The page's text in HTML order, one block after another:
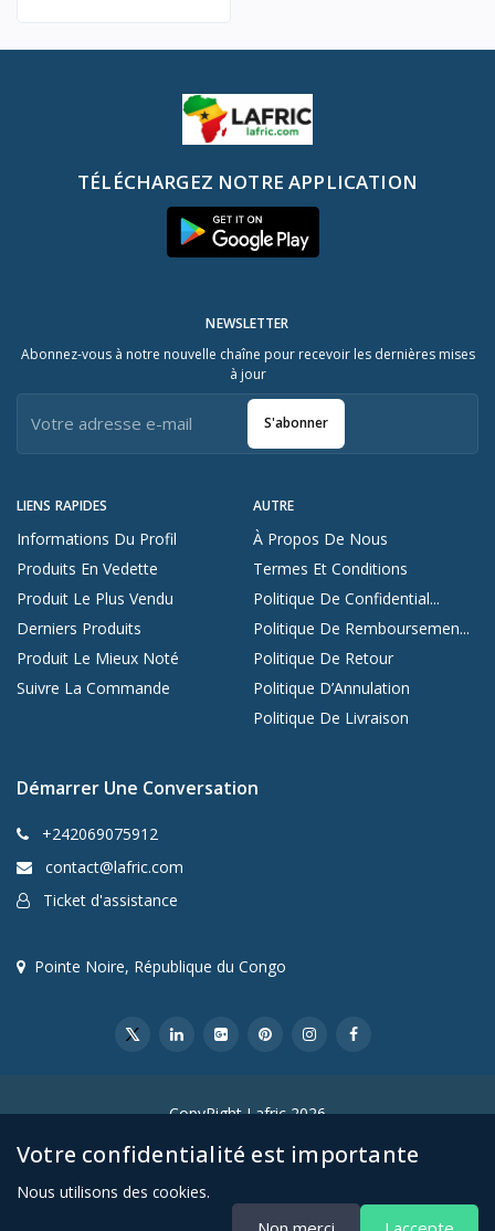
TÉLÉCHARGEZ NOTRE APPLICATION
LIENS RAPIDES
Informations Du Profil
Produits En Vedette
Produit Le Plus Vendu
Derniers Produits
Produit Le Mieux Noté
Suivre La Commande
AUTRE
À Propos De Nous
Termes Et Conditions
Politique De Confidential...
Politique De Remboursemen...
Politique De Retour
Politique D’Annulation
Politique De Livraison
NEWSLETTER
Abonnez-vous à notre nouvelle chaîne pour recevoir les dernières mises
à jour
S'abonner
Démarrer Une Conversation
+242069075912
contact@lafric.com
Ticket d'assistance
Pointe Noire, République du Congo
CopyRight Lafric 2026
Votre confidentialité est importante
Nous utilisons des cookies.